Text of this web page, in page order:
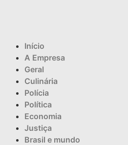
Início
A Empresa
Geral
Culinária
Polícia
Política
Economia
Justiça
Brasil e mundo